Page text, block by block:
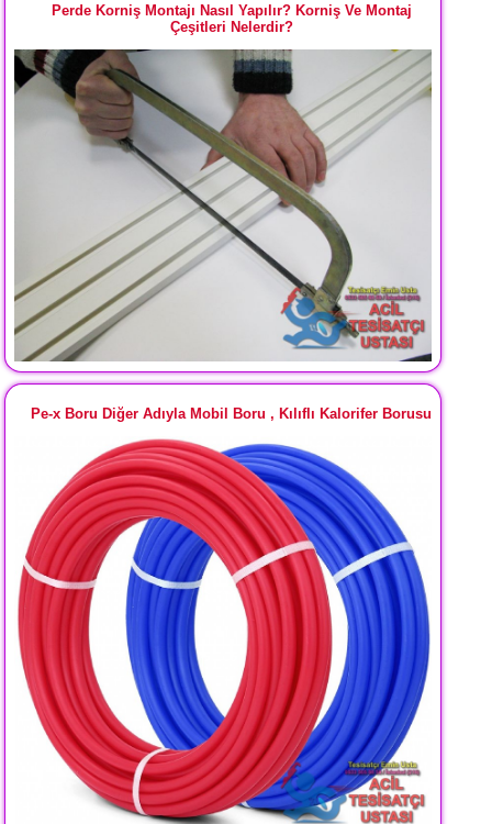
Perde Korniş Montajı Nasıl Yapılır? Korniş Ve Montaj
Çeşitleri Nelerdir?
Pe-x Boru Diğer Adıyla Mobil Boru , Kılıflı Kalorifer Borusu